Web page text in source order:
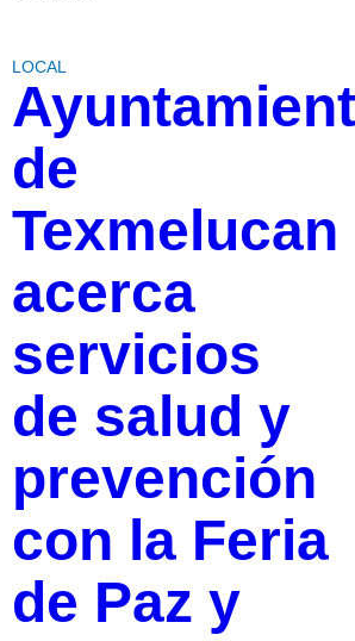
LOCAL
de
Texmelucan
acerca
servicios
de salud y
prevención
con la Feria
de Paz y